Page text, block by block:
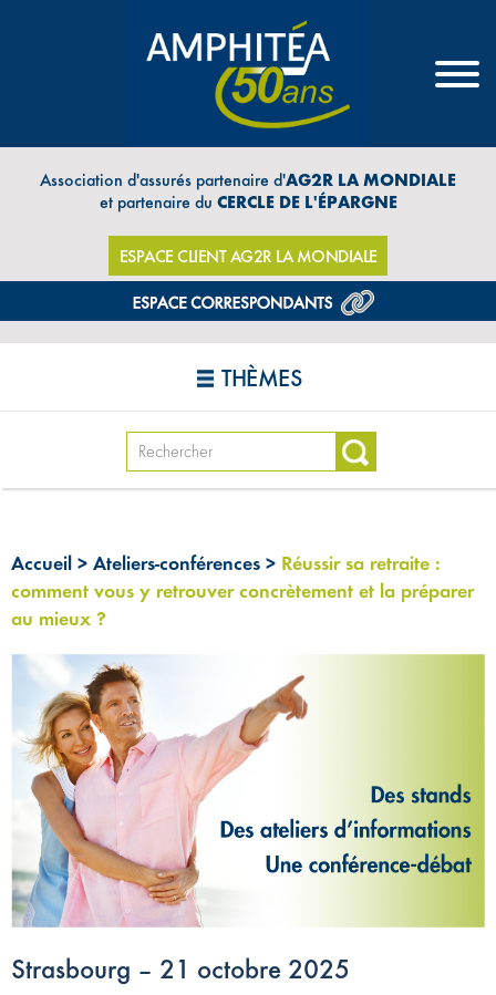
Association d'assurés partenaire d'AG2R LA MONDIALE
et partenaire du CERCLE DE L'ÉPARGNE
ESPACE CLIENT AG2R LA MONDIALE
THÈMES
Accueil > Ateliers-conférences > Réussir sa retraite :
comment vous y retrouver concrètement et la préparer
au mieux ?
Strasbourg – 21 octobre 2025